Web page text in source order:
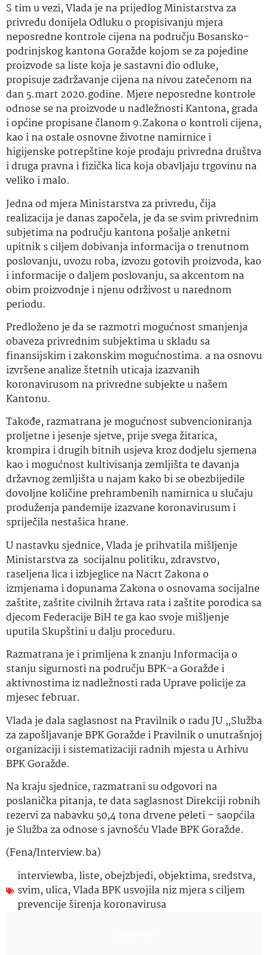
S tim u vezi, Vlada je na prijedlog Ministarstva za
privredu donijela Odluku o propisivanju mjera
neposredne kontrole cijena na području Bosansko-
podrinjskog kantona Goražde kojom se za pojedine
proizvode sa liste koja je sastavni dio odluke,
propisuje zadržavanje cijena na nivou zatečenom na
dan 5.mart 2020.godine. Mjere neposredne kontrole
odnose se na proizvode u nadležnosti Kantona, grada
i općine propisane članom 9.Zakona o kontroli cijena,
kao i na ostale osnovne životne namirnice i
higijenske potrepštine koje prodaju privredna društva
i druga pravna i fizička lica koja obavljaju trgovinu na
veliko i malo.
Jedna od mjera Ministarstva za privredu, čija
realizacija je danas započela, je da se svim privrednim
subjetima na području kantona pošalje anketni
upitnik s ciljem dobivanja informacija o trenutnom
poslovanju, uvozu roba, izvozu gotovih proizvoda, kao
i informacije o daljem poslovanju, sa akcentom na
obim proizvodnje i njenu održivost u narednom
periodu.
Predloženo je da se razmotri mogućnost smanjenja
obaveza privrednim subjektima u skladu sa
finansijskim i zakonskim mogućnostima. a na osnovu
izvršene analize štetnih uticaja izazvanih
koronavirusom na privredne subjekte u našem
Kantonu.
Takođe, razmatrana je mogućnost subvencioniranja
proljetne i jesenje sjetve, prije svega žitarica,
krompira i drugih bitnih usjeva kroz dodjelu sjemena
kao i mogućnost kultivisanja zemljišta te davanja
državnog zemljišta u najam kako bi se obezbijedile
dovoljne količine prehrambenih namirnica u slučaju
produženja pandemije izazvane koronavirusum i
spriječila nestašica hrane.
U nastavku sjednice, Vlada je prihvatila mišljenje
Ministarstva za socijalnu politiku, zdravstvo,
raseljena lica i izbjeglice na Nacrt Zakona o
izmjenama i dopunama Zakona o osnovama socijalne
zaštite, zaštite civilnih žrtava rata i zaštite porodica sa
djecom Federacije BiH te ga kao svoje mišljenje
uputila Skupštini u dalju proceduru.
Razmatrana je i primljena k znanju Informacija o
stanju sigurnosti na području BPK-a Goražde i
aktivnostima iz nadležnosti rada Uprave policije za
mjesec februar.
Vlada je dala saglasnost na Pravilnik o radu JU „Služba
za zapošljavanje BPK Goražde i Pravilnik o unutrašnjoj
organizaciji i sistematizaciji radnih mjesta u Arhivu
BPK Goražde.
Na kraju sjednice, razmatrani su odgovori na
poslanička pitanja, te data saglasnost Direkciji robnih
rezervi za nabavku 50,4 tona drvene peleti – saopćila
je Služba za odnose s javnošću Vlade BPK Goražde.
(Fena/Interview.ba)
interviewba, liste,obejzbjedi,objektima, sredstva,
svim, ulica,Vlada BPK usvojila niz mjera s ciljem
prevencije širenja koronavirusa